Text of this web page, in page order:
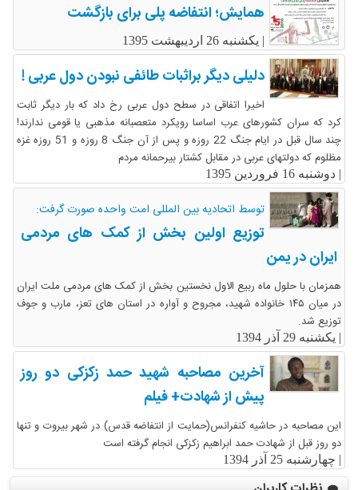
همایش؛ انتفاضه پلی برای بازگشت
| یکشنبه 26 اردیبهشت 1395
دلیلی دیگر براثبات طائفی نبودن دول عربی !
اخیرا اتفاقی در سطح دول عربی رخ داد که بار دیگر ثابت
کرد که سران کشورهای عرب اساسا رویکرد متعصبانه مذهبی یا قومی ندارند!
چند سال قبل در ایام جنگ 22 روزه و پس از آن جنگ 8 روزه و 51 روزه غزه
مظلوم که دولتهای عربی در مقابل کشتار بیرحمانه مردم
| دوشنبه 16 فروردین 1395
توسط اتحادیه بین المللی امت واحده صورت گرفت:
توزیع اولین بخش از کمک های مردمی
ایران در یمن
همزمان با حلول ماه ربیع الاول نخستین بخش از کمک های مردمی ملت ایران
در میان ۱۴۵ خانواده شهید، مجروح و آواره در استان های تعز، مارب و جوف
توزیع شد.
| یکشنبه 29 آذر 1394
آخرین مصاحبه شهید حمد زکزکی دو روز
پیش از شهادت+ فیلم
این مصاحبه در حاشیه کنفرانس(حمایت از انتفاضه قدس) در شهر بیروت و تنها
دو روز قبل از شهادت حمد ابراهیم زکزکی انجام گرفته است
| چهارشنبه 25 آذر 1394